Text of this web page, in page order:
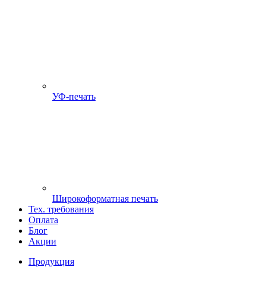
УФ-печать
Широкоформатная печать
Тех. требования
Оплата
Блог
Акции
Продукция